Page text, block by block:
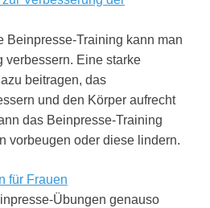
Beinpresse-Training kann man
verbessern. Eine starke
beitragen, das
und den Körper aufrecht
das Beinpresse-Training
vorbeugen oder diese lindern.
für Frauen
Übungen genauso